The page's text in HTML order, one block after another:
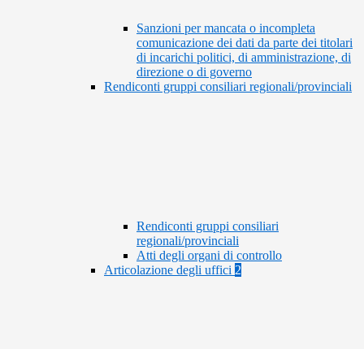
Sanzioni per mancata o incompleta
comunicazione dei dati da parte dei titolari
di incarichi politici, di amministrazione, di
direzione o di governo
Rendiconti gruppi consiliari regionali/provinciali
Rendiconti gruppi consiliari
regionali/provinciali
Atti degli organi di controllo
Articolazione degli uffici 2